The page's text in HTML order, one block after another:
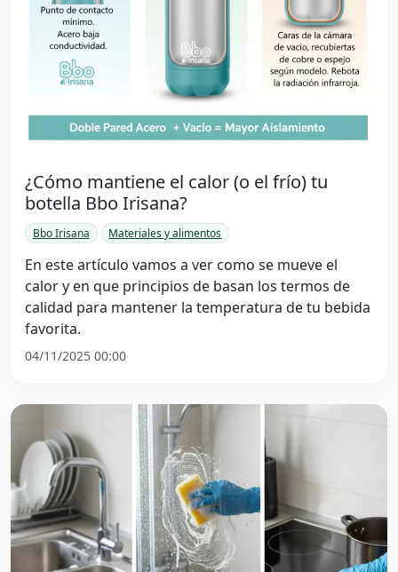
¿Cómo mantiene el calor (o el frío) tu
botella Bbo Irisana?
Bbo Irisana Materiales y alimentos
En este artículo vamos a ver como se mueve el
calor y en que principios de basan los termos de
calidad para mantener la temperatura de tu bebida
favorita.
04/11/2025 00:00